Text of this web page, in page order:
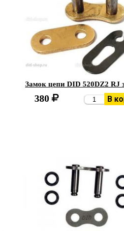
Замок цепи DID 520DZ2 RJ
380 В